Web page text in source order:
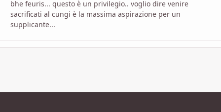
bhe feuris... questo è un privilegio.. voglio dire venire
sacrificati al cungi è la massima aspirazione per un
supplicante...